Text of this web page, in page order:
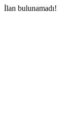
İlan bulunamadı!